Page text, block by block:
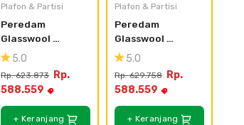
Plafon & Partisi
Peredam
Glasswool
Blanket Density
Panjang 15m
Tebal 50mm
5.0
Rp. 623.873
Rp.
588.559
+ Keranjang
Plafon & Partisi
Peredam
Glasswool
Blanket Density
Panjang 30m
Tebal 25mm
5.0
Rp. 629.758
Rp.
588.559
+ Keranjang